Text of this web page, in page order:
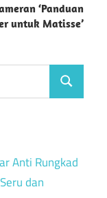
‘Panduan
untuk Matisse’
Anti Rungkad
dan